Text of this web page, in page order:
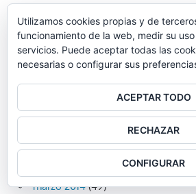
enero 2015(18)
diciembre 2014 (33)
noviembre 2014(34)
octubre 2014(43)
julio 2014(47)
mayo 2014(33)
marzo 2014(49)
Utilizamos cookies propias y de
funcionamiento de la web, medir su
servicios. Puede aceptar todas las
necesarias o configurar sus
ACEPTAR TODO
RECHAZAR
CONFIGURAR